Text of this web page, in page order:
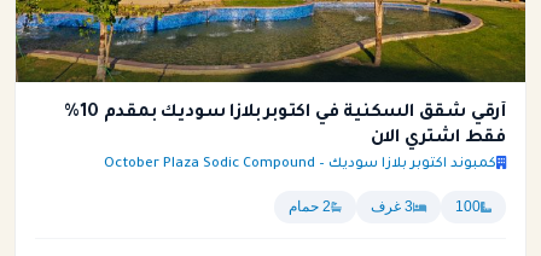
أرقي شقق السكنية في اكتوبر بلازا سوديك بمقدم 10%
فقط اشتري الان
كمبوند اكتوبر بلازا سوديك – October Plaza Sodic Compound
100 3 غرف 2 حمام